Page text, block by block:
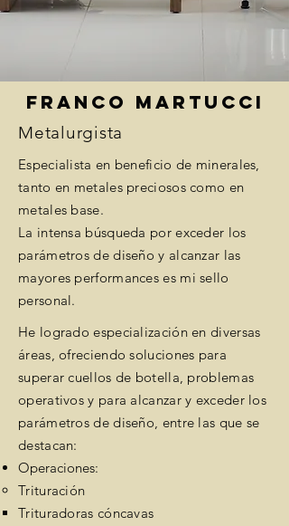
FRANCO MARtUCCI
Metalurgista
Especialista en beneficio de minerales,
tanto en metales preciosos como en
metales base.
La intensa búsqueda por exceder los
parámetros de diseño y alcanzar las
mayores performances es mi sello
personal.
He logrado especialización en diversas
áreas, ofreciendo soluciones para
superar cuellos de botella, problemas
operativos y para alcanzar y exceder los
parámetros de diseño, entre las que se
destacan:
Operaciones:
Trituración
Trituradoras cóncavas